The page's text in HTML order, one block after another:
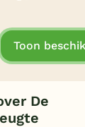
Toon
De